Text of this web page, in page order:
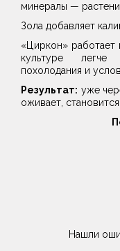
минералы —
Зола добавляет
«Циркон» работает
культуре легче
похолодания и
Результат: уже
оживает,
Нашли